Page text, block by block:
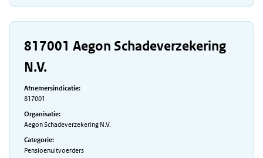
817001 Aegon Schadeverzekering
N.V.
Afnemersindicatie:
817001
Organisatie:
Aegon Schadeverzekering N.V.
Categorie:
Pensioenuitvoerders